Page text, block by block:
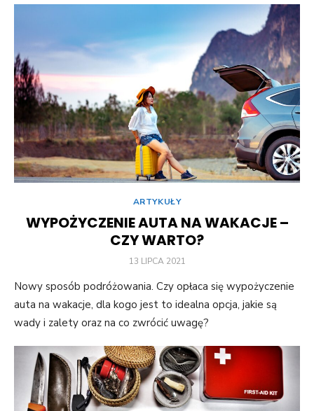
ARTYKUŁY
WYPOŻYCZENIE AUTA NA WAKACJE –
CZY WARTO?
POSTED
13 LIPCA 2021
Nowy sposób podróżowania. Czy opłaca się wypożyczenie
auta na wakacje, dla kogo jest to idealna opcja, jakie są
wady i zalety oraz na co zwrócić uwagę?